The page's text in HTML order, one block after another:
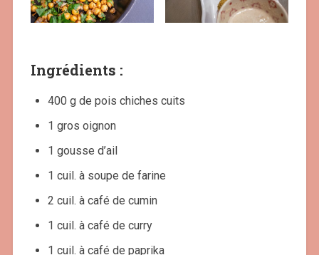
Ingrédients :
400 g de pois chiches cuits
1 gros oignon
1 gousse d’ail
1 cuil. à soupe de farine
2 cuil. à café de cumin
1 cuil. à café de curry
1 cuil. à café de paprika